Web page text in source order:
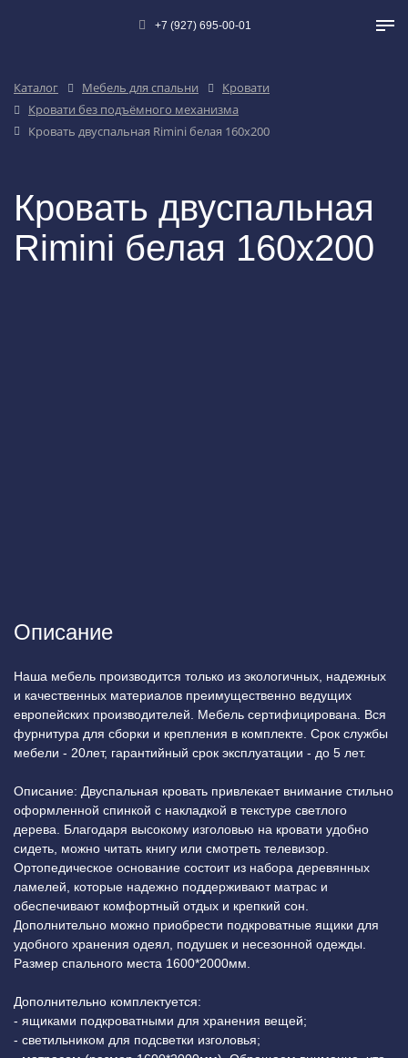
+7 (927) 695-00-01
Каталог Мебель для спальни
Кровати
Кровати без подъёмного механизма
Кровать двуспальная Rimini белая 160х200
Кровать двуспальная
Rimini белая 160х200
Описание
Наша мебель производится только из экологичных, надежных
и качественных материалов преимущественно ведущих
европейских производителей. Мебель сертифицирована. Вся
фурнитура для сборки и крепления в комплекте. Срок службы
мебели - 20лет, гарантийный срок эксплуатации - до 5 лет.
Описание: Двуспальная кровать привлекает внимание стильно
оформленной спинкой с накладкой в текстуре светлого
дерева. Благодаря высокому изголовью на кровати удобно
сидеть, можно читать книгу или смотреть телевизор.
Ортопедическое основание состоит из набора деревянных
ламелей, которые надежно поддерживают матрас и
обеспечивают комфортный отдых и крепкий сон.
Дополнительно можно приобрести подкроватные ящики для
удобного хранения одеял, подушек и несезонной одежды.
Размер спального места 1600*2000мм.
Дополнительно комплектуется:
- ящиками подкроватными для хранения вещей;
- светильником для подсветки изголовья;